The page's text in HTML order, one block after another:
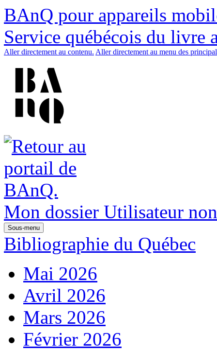
BAnQ pour appareils
Service québécois du livre
Aller directement au contenu. Aller directement au menu des
Mon dossier Utilisateur
Sous-menu
Bibliographie du Québec
Mai 2026
Avril 2026
Mars 2026
Février 2026